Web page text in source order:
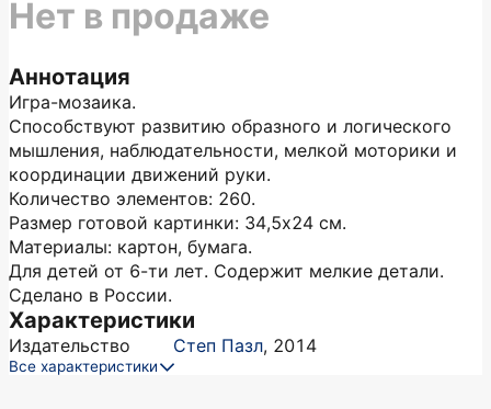
Аннотация
Игра-мозаика.
Способствуют развитию образного и логического
мышления, наблюдательности, мелкой моторики и
координации движений руки.
Количество элементов: 260.
Размер готовой картинки: 34,5х24 см.
Материалы: картон, бумага.
Для детей от 6-ти лет. Содержит мелкие детали.
Сделано в России.
Характеристики
Издательство Степ Пазл, 2014
Все характеристики
Нет в продаже